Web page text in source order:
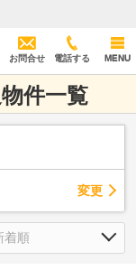
お問合せ 電話する MENU
件一覧
変更